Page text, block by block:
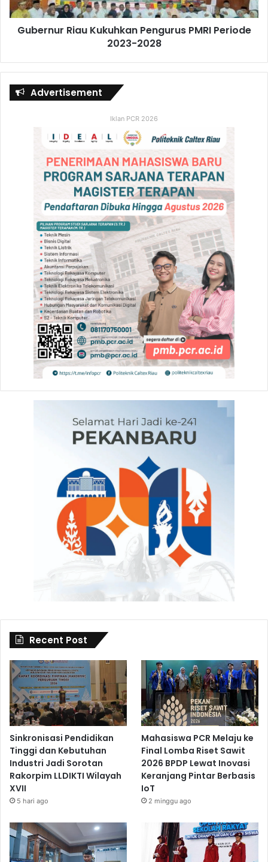
Gubernur Riau Kukuhkan Pengurus PMRI Periode
2023-2028
Advertisement
Iklan PCR 2026
Recent Post
Sinkronisasi Pendidikan
Tinggi dan Kebutuhan
Industri Jadi Sorotan
Rakorpim LLDIKTI Wilayah
XVII
5 hari ago
Mahasiswa PCR Melaju ke
Final Lomba Riset Sawit
2026 BPDP Lewat Inovasi
Keranjang Pintar Berbasis
IoT
2 minggu ago